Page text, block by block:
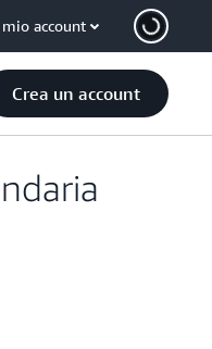
account
Crea un account